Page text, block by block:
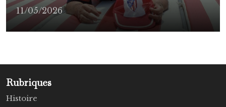
11/05/2026
Rubriques
Histoire